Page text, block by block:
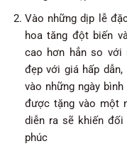
Vào những dịp lễ
hoa tăng đột biến
cao hơn hẳn so với
đẹp với giá hấp
vào những ngày
được tặng vào một
diễn ra sẽ khiến
phúc